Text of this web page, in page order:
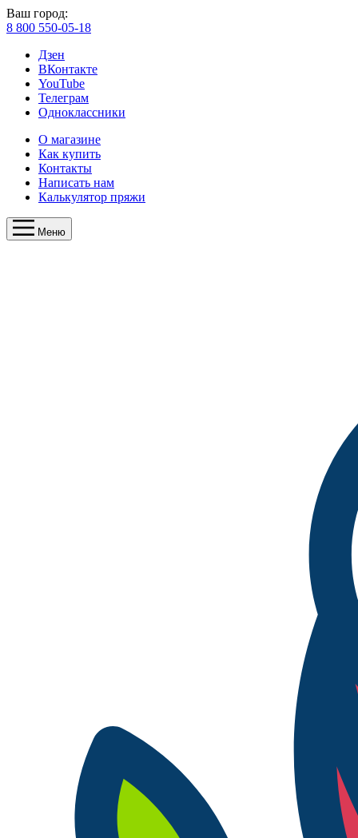
Ваш город:
8 800 550-05-18
Дзен
ВКонтакте
YouTube
Телеграм
Одноклассники
О магазине
Как купить
Контакты
Написать нам
Калькулятор пряжи
Меню